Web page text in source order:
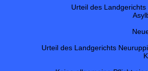
Urteil des
Urteil des Landgerichts